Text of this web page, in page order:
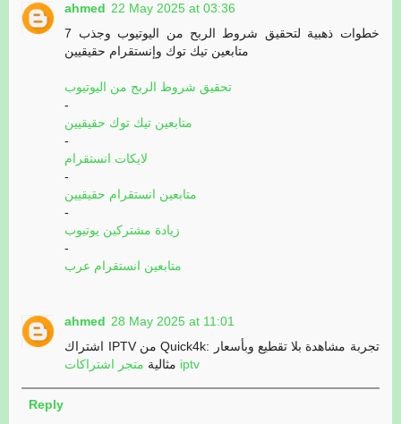
ahmed 22 May 2025 at 03:36
7 خطوات ذهبية لتحقيق شروط الربح من اليوتيوب وجذب
متابعين تيك توك وإنستقرام حقيقيين
تحقيق شروط الربح من اليوتيوب
-
متابعين تيك توك حقيقيين
-
لايكات انستقرام
-
متابعين انستقرام حقيقيين
-
زيادة مشتركين يوتيوب
-
متابعين انستقرام عرب
ahmed 28 May 2025 at 11:01
اشتراك IPTV من Quick4k: تجربة مشاهدة بلا تقطيع وبأسعار
مثالية متجر اشتراكات iptv
Reply